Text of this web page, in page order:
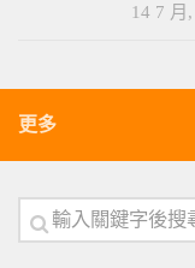
14 7 月
更多